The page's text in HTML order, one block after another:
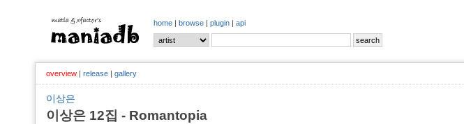
home | browse | plugin | api
overview | release | gallery
이상은
이상은 12집 - Romantopia